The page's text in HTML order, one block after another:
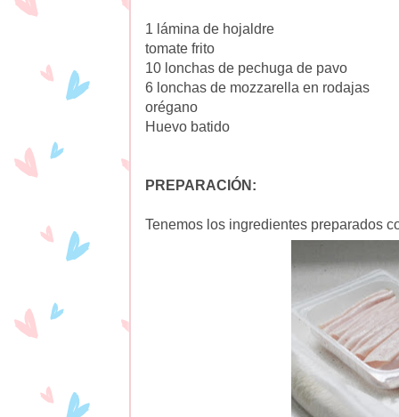
1 lámina de hojaldre
tomate frito
10 lonchas de pechuga de pavo
6 lonchas de mozzarella en rodajas
orégano
Huevo batido
PREPARACIÓN:
Tenemos los ingredientes preparados